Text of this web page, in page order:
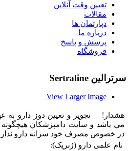
تعیین وقت آنلاین
مقالات
دپارتمان ها
درباره ما
پرسش و پاسخ
فروشگاه
سرترالین Sertraline
View Larger Image
هشدار! تجويز و تعيين دوز دارو به
مي باشد و سایت دامپزشکان هيچگونه
در خصوص مصرف خود سرانه دارو
نام علمی دارو (ژنریک):